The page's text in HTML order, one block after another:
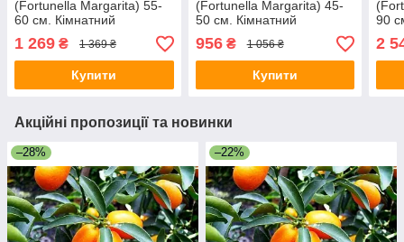
(Fortunella Margarita) 55-
60 см. Кімнатний
1 269 ₴ 1 369 ₴
Купити
(Fortunella Margarita) 45-
50 см. Кімнатний
956₴ 1 056 ₴
Купити
90
2
Акційні пропозиції та новинки
–28% –22%